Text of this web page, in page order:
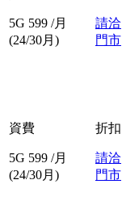
5G 599 /月
(24/30月)
請洽
門市
資費
5G 599 /月
(24/30月)
折扣
請洽
門市